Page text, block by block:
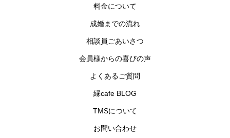
料金について
成婚までの流れ
相談員ごあいさつ
会員様からの喜びの声
よくあるご質問
縁cafe BLOG
TMSについて
お問い合わせ